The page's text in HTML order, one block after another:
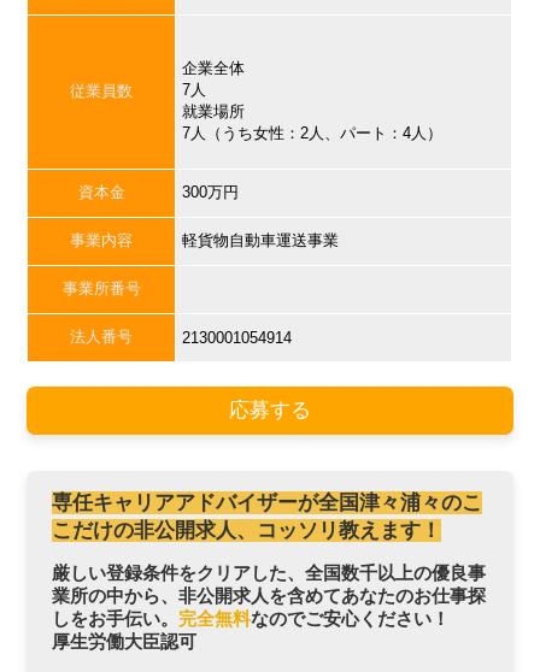
従業員数
企業全体
7人
就業場所
7人（うち女性：2人、パート：4人）
資本金 300万円
事業内容 軽貨物自動車運送事業
事業所番号
法人番号 2130001054914
応募する
専任キャリアアドバイザーが全国津々浦々のこ
こだけの非公開求人、コッソリ教えます！
厳しい登録条件をクリアした、全国数千以上の優良事
業所の中から、非公開求人を含めてあなたのお仕事探
しをお手伝い。 完全無料なのでご安心ください！
厚生労働大臣認可